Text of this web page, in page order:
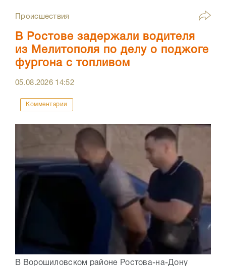
Происшествия
В Ростове задержали водителя
из Мелитополя по делу о поджоге
фургона с топливом
05.08.2026 14:52
Комментарии
В Ворошиловском районе Ростова-на-Дону